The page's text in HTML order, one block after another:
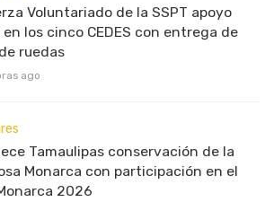
Voluntariado de la SSPT apoyo
en los cinco CEDES con entrega de
ruedas
ago
Tamaulipas conservación de la
Monarca con participación en el
2026